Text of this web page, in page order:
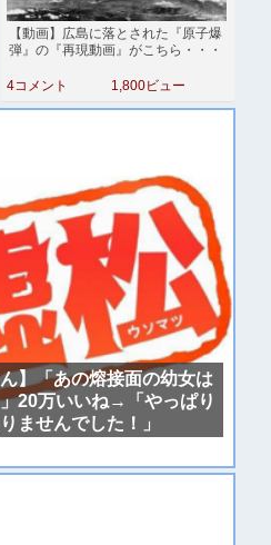
【動画】広島に落とされた『原子爆
弾』の『再現動画』がこちら・・・
4コメント 1,800ビュー
ん】「あの熔接面の幼女は
20万いいね→「やっぱり
ませんでした！」